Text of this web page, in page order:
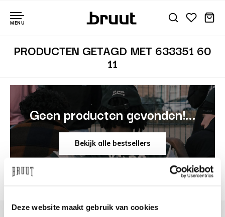
Deze website maakt gebruik van cookies
MENU
PRODUCTEN GETAGD MET 633351 60
11
Geen producten gevonden!...
Bekijk alle bestsellers